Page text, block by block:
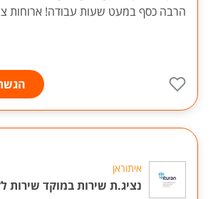
הרבה כסף במעט שעות עבודה! ארוחות
איתוראן
נציג.ת שירות במוקד שירות